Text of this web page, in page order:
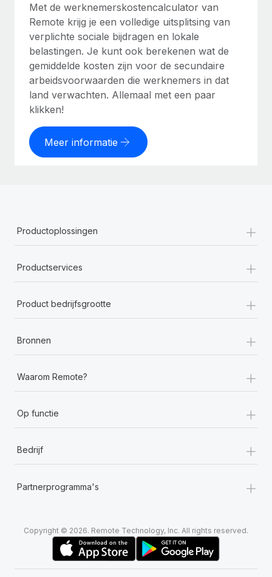
Met de werknemerskostencalculator van
Remote krijg je een volledige uitsplitsing van
verplichte sociale bijdragen en lokale
belastingen. Je kunt ook berekenen wat de
gemiddelde kosten zijn voor de secundaire
arbeidsvoorwaarden die werknemers in dat
land verwachten. Allemaal met een paar
klikken!
Meer informatie
Productoplossingen +
Productservices +
Product bedrijfsgrootte +
Bronnen +
Waarom Remote? +
Op functie +
Bedrijf +
Partnerprogramma's +
Copyright © 2026. Remote Technology, Inc. All rights reserved.